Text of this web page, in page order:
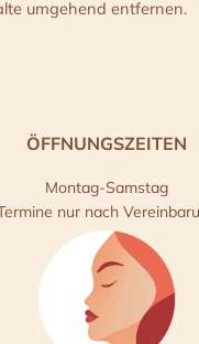
umgehend entfernen.
ÖFFNUNGSZEITEN
Montag-Samstag
nur nach